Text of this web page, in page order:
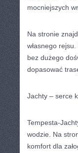
mocniejszych
Na stronie
własnego
bez dużego
dopasować
Jachty – serce
Tempesta-
wodzie. Na
komfort dla